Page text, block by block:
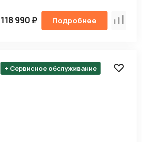
118 990 ₽ Подробнее
+ Сервисное обслуживание